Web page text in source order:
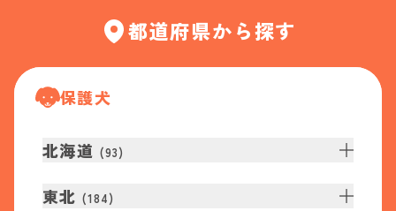
都道府県から探す
保護犬
北海道 (93)
東北 (184)